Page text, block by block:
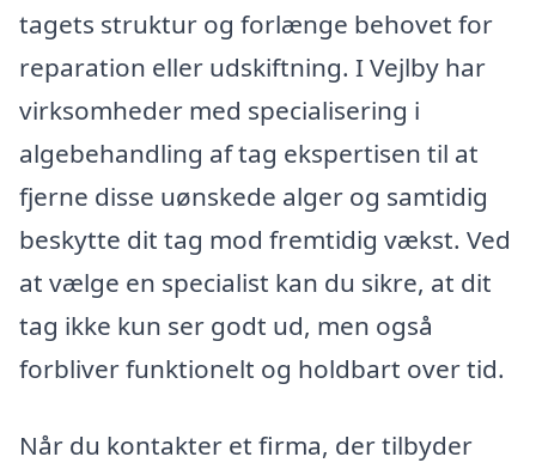
tagets struktur og forlænge behovet for
reparation eller udskiftning. I Vejlby har
virksomheder med specialisering i
algebehandling af tag ekspertisen til at
fjerne disse uønskede alger og samtidig
beskytte dit tag mod fremtidig vækst. Ved
at vælge en specialist kan du sikre, at dit
tag ikke kun ser godt ud, men også
forbliver funktionelt og holdbart over tid.
Når du kontakter et firma, der tilbyder